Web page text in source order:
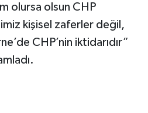
olursa olsun CHP
kişisel zaferler değil,
CHP’nin iktidarıdır”